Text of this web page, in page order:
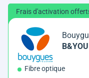
Frais d'activation
Fibre optique